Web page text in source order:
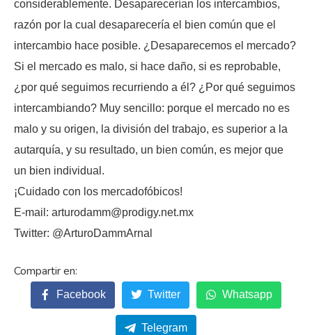
considerablemente. Desaparecerían los intercambios,
razón por la cual desaparecería el bien común que el
intercambio hace posible. ¿Desaparecemos el mercado?
Si el mercado es malo, si hace daño, si es reprobable,
¿por qué seguimos recurriendo a él? ¿Por qué seguimos
intercambiando? Muy sencillo: porque el mercado no es
malo y su origen, la división del trabajo, es superior a la
autarquía, y su resultado, un bien común, es mejor que
un bien individual.
¡Cuidado con los mercadofóbicos!
E-mail: arturodamm@prodigy.net.mx
Twitter: @ArturoDammArnal
Facebook Twitter Whatsapp
Telegram